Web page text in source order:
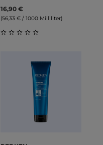
16,90 €
(56,33 € / 1000 Milliliter)